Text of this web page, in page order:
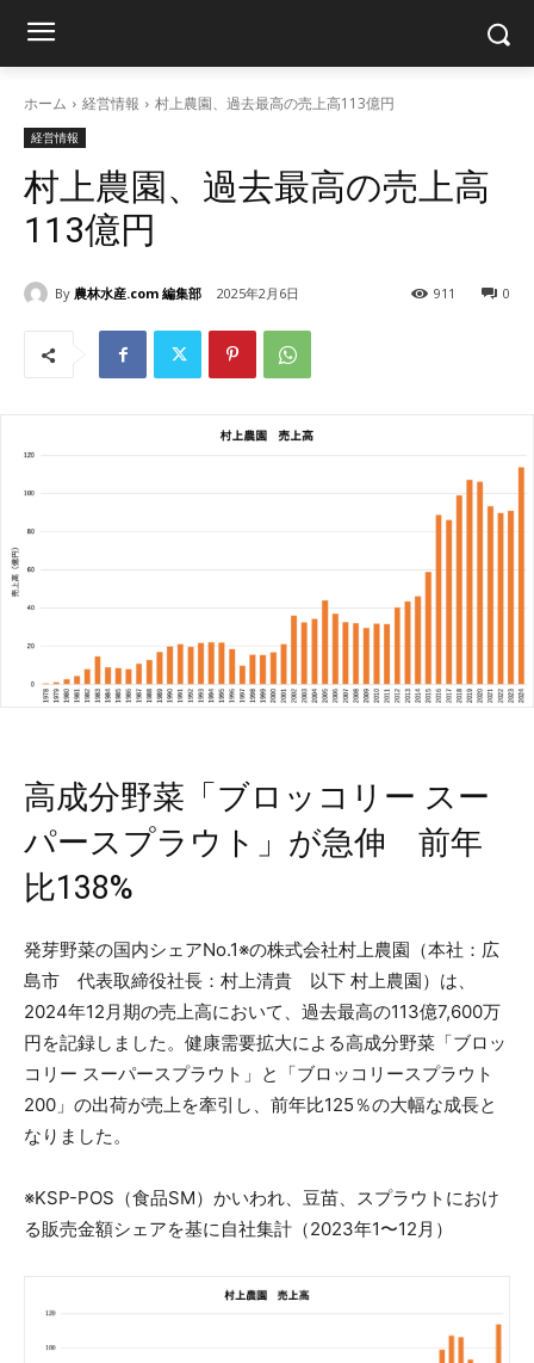
ホーム 経営情報 村上農園、過去最高の売上高113億円
経営情報
村上農園、過去最高の売上高
113億円
By 農林水産.com 編集部 2025年2月6日 0
911
高成分野菜「ブロッコリー スー
パースプラウト」が急伸 前年
比138%
発芽野菜の国内シェアNo.1※の株式会社村上農園（本社：広
島市 代表取締役社長：村上清貴 以下 村上農園）は、
2024年12月期の売上高において、過去最高の113億7,600万
円を記録しました。健康需要拡大による高成分野菜「ブロッ
コリー スーパースプラウト」と「ブロッコリースプラウト
200」の出荷が売上を牽引し、前年比125％の大幅な成長と
なりました。
※KSP-POS（食品SM）かいわれ、豆苗、スプラウトにおけ
る販売金額シェアを基に自社集計（2023年1〜12月）